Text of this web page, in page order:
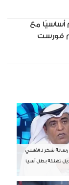
أساسيًا مع
فورست
رسالة شكر لـ الأهلي
تهنئة بطل آسيا